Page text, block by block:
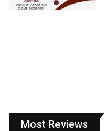
Most Reviews